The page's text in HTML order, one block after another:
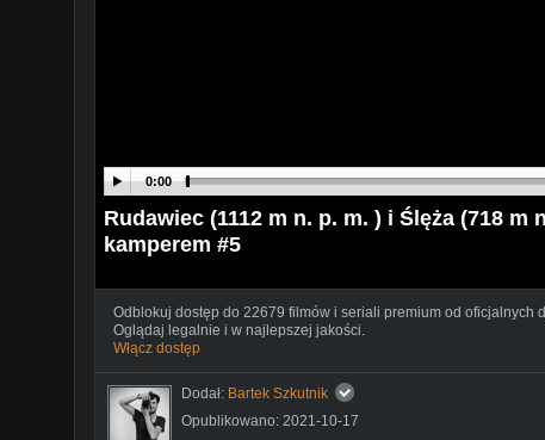
0:00
Rudawiec (1112 m n. p. m. ) i Ślęża (718 m
kamperem #5
Odblokuj dostęp do 22679 filmów i seriali premium od oficjalnych
Oglądaj legalnie i w najlepszej jakości.
Włącz dostęp
Dodał: Bartek Szkutnik
Opublikowano: 2021-10-17